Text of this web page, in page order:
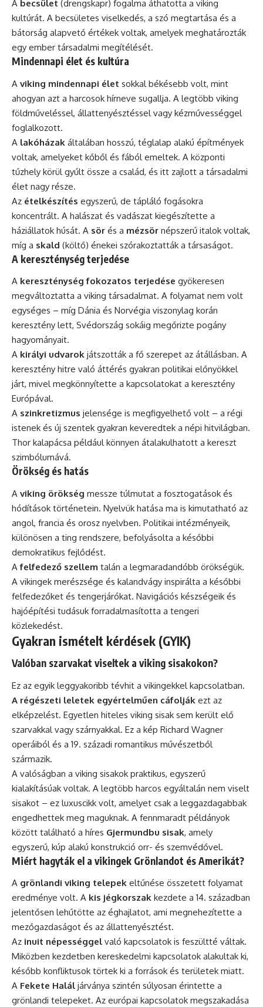
A becsület (drengskapr) fogalma áthatotta a viking
kultúrát. A becsületes viselkedés, a szó megtartása és a
bátorság alapvető értékek voltak, amelyek meghatározták
egy ember társadalmi megítélését.
Mindennapi élet és kultúra
A viking mindennapi élet sokkal békésebb volt, mint
ahogyan azt a harcosok hírneve sugallja. A legtöbb viking
földműveléssel, állattenyésztéssel vagy kézművességgel
foglalkozott.
A lakóházak általában hosszú, téglalap alakú építmények
voltak, amelyeket kőből és fából emeltek. A központi
tűzhely körül gyűlt össze a család, és itt zajlott a társadalmi
élet nagy része.
Az ételkészítés egyszerű, de tápláló fogásokra
koncentrált. A halászat és vadászat kiegészítette a
háziállatok húsát. A sör és a mézsör népszerű italok voltak,
míg a skald (költő) énekei szórakoztatták a társaságot.
A kereszténység terjedése
A kereszténység fokozatos terjedése gyökeresen
megváltoztatta a viking társadalmat. A folyamat nem volt
egységes – míg Dánia és Norvégia viszonylag korán
keresztény lett, Svédország sokáig megőrizte pogány
hagyományait.
A királyi udvarok játszották a fő szerepet az átállásban. A
keresztény hitre való áttérés gyakran politikai előnyökkel
járt, mivel megkönnyítette a kapcsolatokat a keresztény
Európával.
A szinkretizmus jelensége is megfigyelhető volt – a régi
istenek és új szentek gyakran keveredtek a népi hitvilágban.
Thor kalapácsa például könnyen átalakulhatott a kereszt
szimbólumává.
Örökség és hatás
A viking örökség messze túlmutat a fosztogatások és
hódítások történetein. Nyelvük hatása ma is kimutatható az
angol, francia és orosz nyelvben. Politikai intézményeik,
különösen a ting rendszere, befolyásolta a későbbi
demokratikus fejlődést.
Afelfedező szellem talán a legmaradandóbb örökségük.
A vikingek merészsége és kalandvágy inspirálta a későbbi
felfedezőket és tengerjárókat. Navigációs készségeik és
hajóépítési tudásuk forradalmasította a tengeri
közlekedést.
Gyakran ismételt kérdések (GYIK)
Valóban szarvakat viseltek a viking sisakokon?
Ez az egyik leggyakoribb tévhit a vikingekkel kapcsolatban.
A régészeti leletek egyértelműen cáfolják ezt az
elképzelést. Egyetlen hiteles viking sisak sem került elő
szarvakkal vagy szárnyakkal. Ez a kép Richard Wagner
operáiból és a 19. századi romantikus művészetből
származik.
A valóságban a viking sisakok praktikus, egyszerű
kialakításúak voltak. A legtöbb harcos egyáltalán nem viselt
sisakot – ez luxuscikk volt, amelyet csak a leggazdagabbak
engedhettek meg maguknak. A fennmaradt példányok
között található a híres Gjermundbu sisak, amely
egyszerű, kúp alakú konstrukció orr- és szemvédővel.
Miért hagyták el a vikingek Grönlandot és Amerikát?
A grönlandi viking telepek eltűnése összetett folyamat
eredménye volt. A kis jégkorszak kezdete a 14. században
jelentősen lehűtötte az éghajlatot, ami megnehezítette a
mezőgazdaságot és az állattenyésztést.
Az inuit népességgel való kapcsolatok is feszültté váltak.
Miközben kezdetben kereskedelmi kapcsolatok alakultak ki,
később konfliktusok törtek ki a források és területek miatt.
A Fekete Halál járványa szintén súlyosan érintette a
grönlandi telepeket. Az európai kapcsolatok megszakadása